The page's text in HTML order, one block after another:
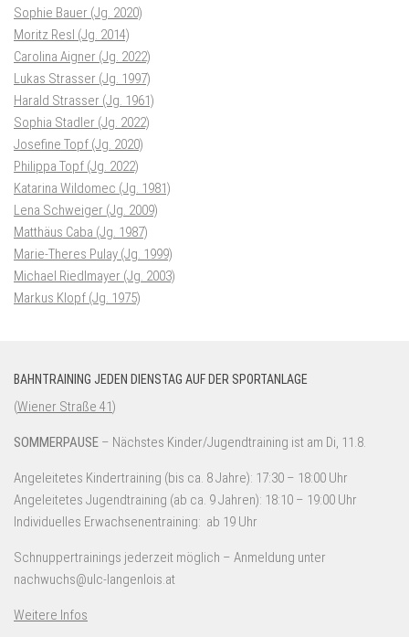
Sophie Bauer (Jg. 2020)
Moritz Resl (Jg. 2014)
Carolina Aigner (Jg. 2022)
Lukas Strasser (Jg. 1997)
Harald Strasser (Jg. 1961)
Sophia Stadler (Jg. 2022)
Josefine Topf (Jg. 2020)
Philippa Topf (Jg. 2022)
Katarina Wildomec (Jg. 1981)
Lena Schweiger (Jg. 2009)
Matthäus Caba (Jg. 1987)
Marie-Theres Pulay (Jg. 1999)
Michael Riedlmayer (Jg. 2003)
Markus Klopf (Jg. 1975)
BAHNTRAINING JEDEN DIENSTAG AUF DER SPORTANLAGE
(Wiener Straße 41)
SOMMERPAUSE – Nächstes Kinder/Jugendtraining ist am Di, 11.8.
Angeleitetes Kindertraining (bis ca. 8 Jahre): 17:30 – 18:00 Uhr
Angeleitetes Jugendtraining (ab ca. 9 Jahren): 18:10 – 19:00 Uhr
Individuelles Erwachsenentraining: ab 19 Uhr
Schnuppertrainings jederzeit möglich – Anmeldung unter
nachwuchs@ulc-langenlois.at
Weitere Infos